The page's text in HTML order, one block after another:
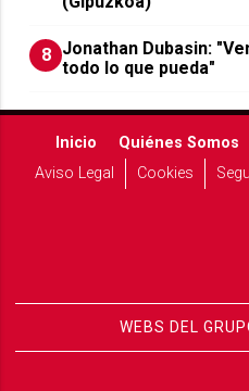
8 Jonathan Dubasin:
todo lo que pueda"
Inicio Quiénes Somos
Aviso Legal
Cookies
WEBS DEL